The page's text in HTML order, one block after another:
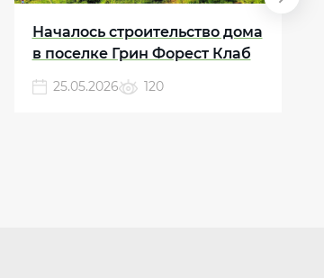
Началось строительство дома
в поселке Грин Форест Клаб
25.05.2026 120